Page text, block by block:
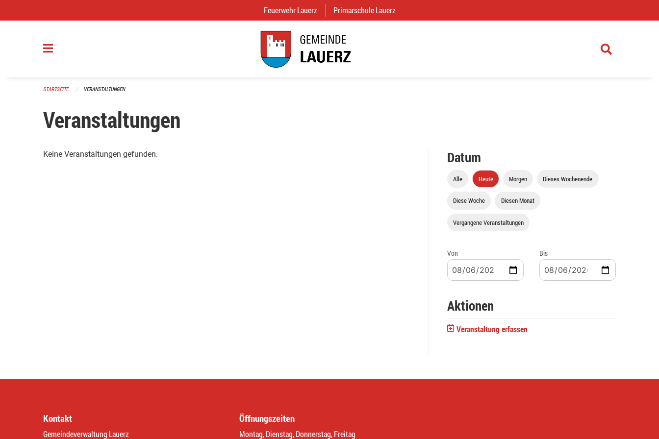
Feuerwehr Lauerz (External Link)
Primarschule Lauerz
STARTSEITE VERANSTALTUNGEN
Veranstaltungen
Keine Veranstaltungen gefunden. Datum
Alle Heute Morgen Dieses Wochenende
Diese Woche Diesen Monat
Vergangene Veranstaltungen
Von Bis
Aktionen
Veranstaltung erfassen
Kontakt
Gemeindeverwaltung Lauerz
Öffnungszeiten
Montag, Dienstag, Donnerstag, Freitag